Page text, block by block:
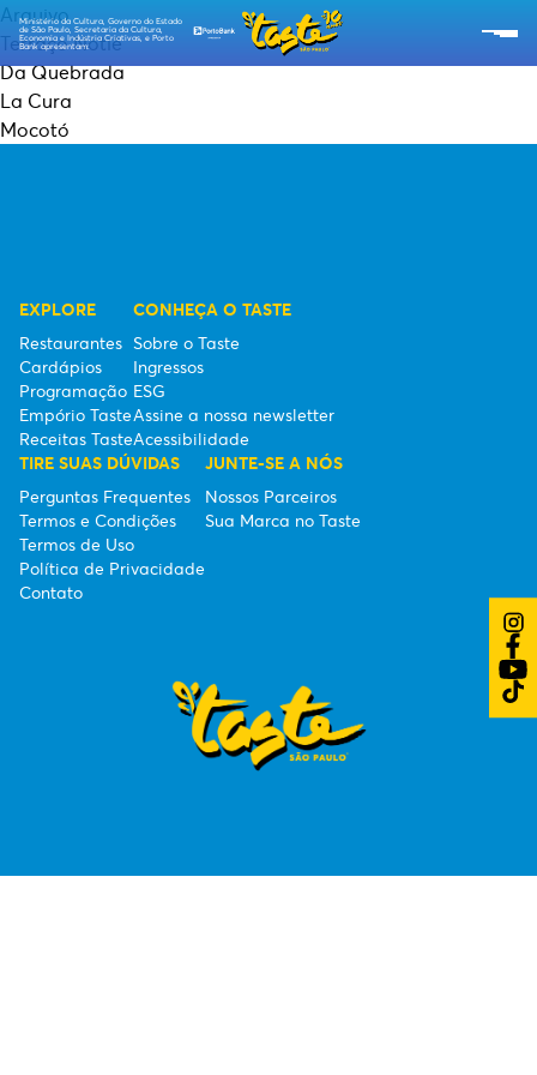
Ministério da Cultura, Governo do Estado
de São Paulo, Secretaria da Cultura,
Economia e Indústria Criativas, e Porto
Bank apresentam:
RESTAURANTES
RECEITAS TASTE
EMPÓRIO TASTE
TIPO DE INGRESSOS
ESG
Arquivo
Terraço Notiê
Da Quebrada
La Cura
Mocotó
EXPLORE
Restaurantes
Cardápios
Programação
Empório Taste
Receitas Taste
CONHEÇA O TASTE
Sobre o Taste
Ingressos
ESG
Assine a nossa newsletter
Acessibilidade
TIRE SUAS DÚVIDAS
Perguntas Frequentes
Termos e Condições
Termos de Uso
Política de Privacidade
Contato
JUNTE-SE A NÓS
Nossos Parceiros
Sua Marca no Taste